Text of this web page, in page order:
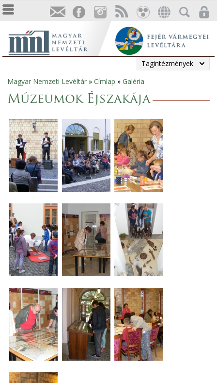
Tagintézmények
Jelenlegi
hely
Magyar Nemzeti Levéltár » Címlap » Galéria
Múzeumok Éjszakája